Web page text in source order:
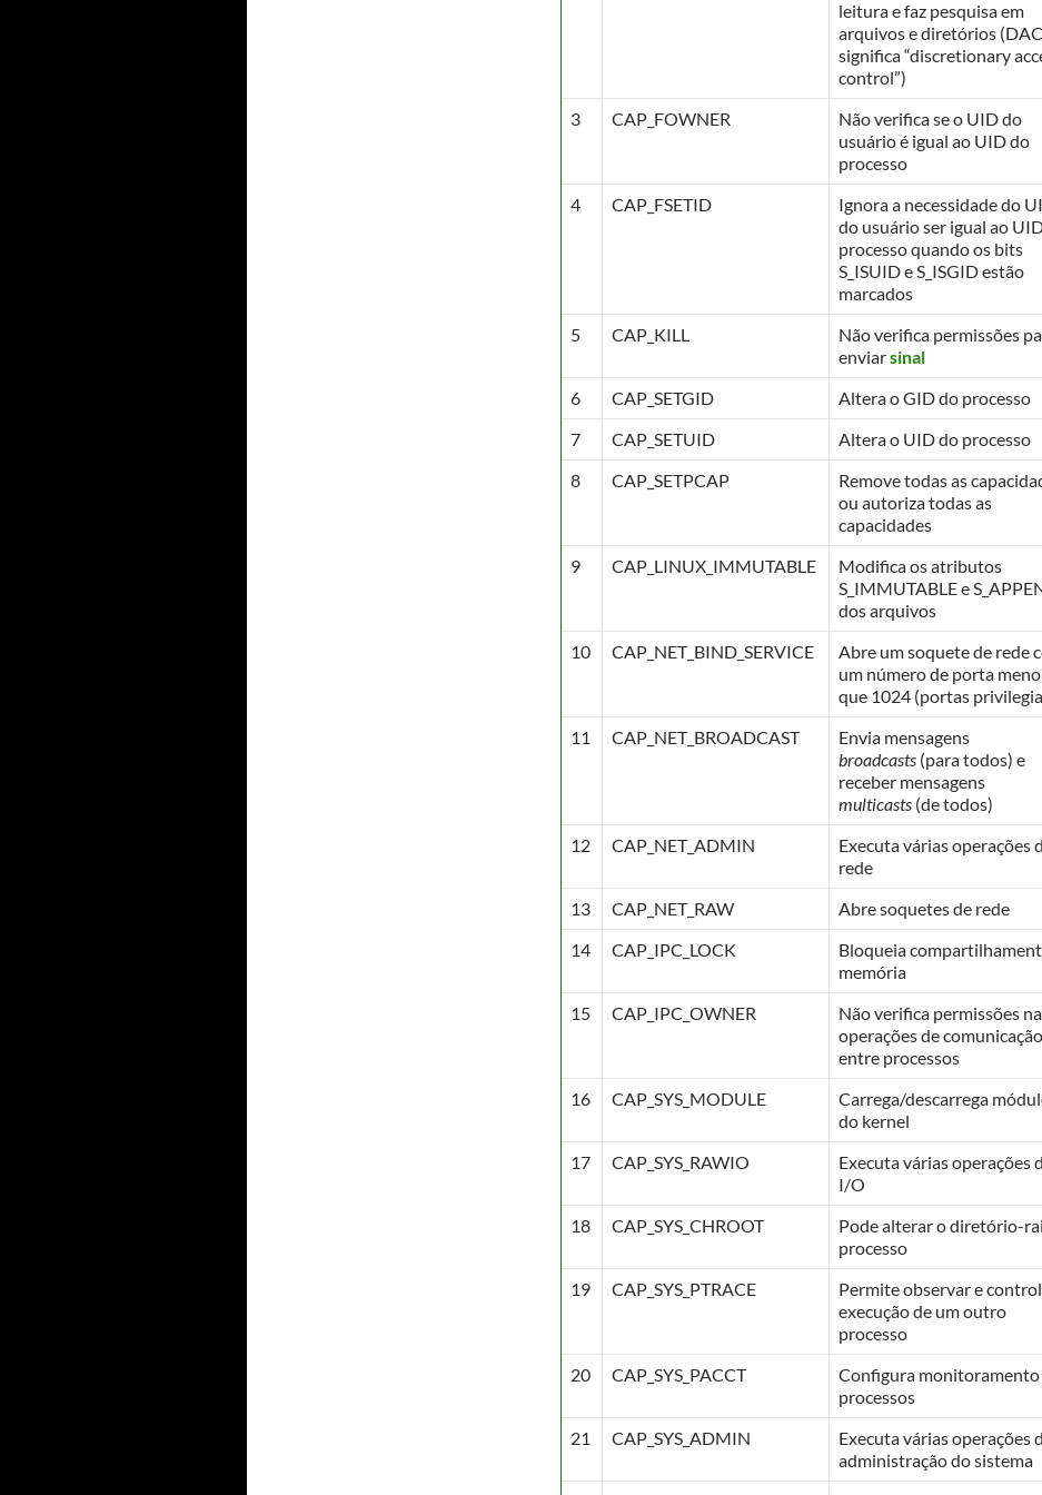
leitura e faz pesquisa em
arquivos e diretórios (DAC
significa “discretionary
control”)
3
CAP_FOWNER
Não verifica se o UID do
usuário é igual ao UID do
processo
4
CAP_FSETID
Ignora a necessidade do
do usuário ser igual ao
processo quando os bits
S_ISUID e S_ISGID estão
marcados
5
CAP_KILL
Não verifica permissões
enviarsinal
6
CAP_SETGID
Altera o GID do processo
7
CAP_SETUID
Altera o UID do processo
8
CAP_SETPCAP
Remove todas as
ou autoriza todas as
capacidades
9
CAP_LINUX_IMMUTABLE
Modifica os atributos
S_IMMUTABLE e
dos arquivos
10
CAP_NET_BIND_SERVICE
Abre um soquete de rede
um número de porta
que 1024 (portas
11
CAP_NET_BROADCAST
Envia mensagens
broadcasts (para todos) e
receber mensagens
multicasts (de todos)
12
CAP_NET_ADMIN
Executa várias operações
rede
13
CAP_NET_RAW
Abre soquetes de rede
14
CAP_IPC_LOCK
Bloqueia
memória
15
CAP_IPC_OWNER
Não verifica permissões
operações de comunicação
entre processos
16
CAP_SYS_MODULE
Carrega/descarrega
do kernel
17
CAP_SYS_RAWIO
Executa várias operações
I/O
18
CAP_SYS_CHROOT
Pode alterar o diretório-
processo
19
CAP_SYS_PTRACE
Permite observar e
execução de um outro
processo
20
CAP_SYS_PACCT
Configura monitoramento
processos
21
CAP_SYS_ADMIN
Executa várias operações
administração do sistema